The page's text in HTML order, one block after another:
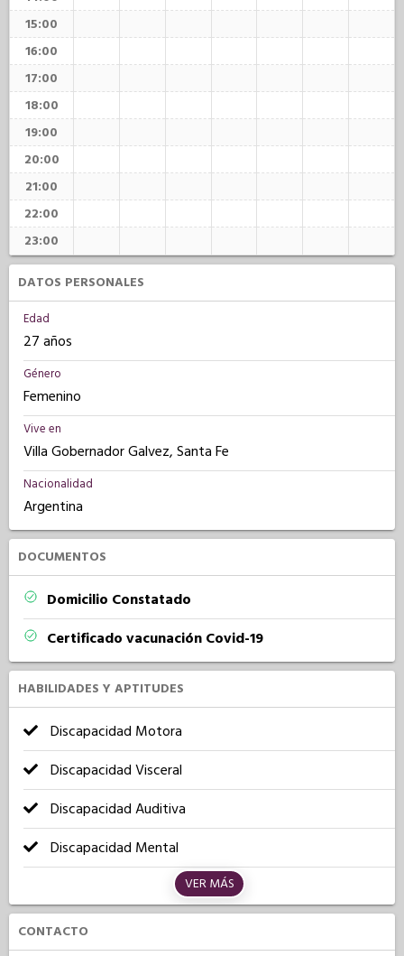
15:00
16:00
17:00
18:00
19:00
20:00
21:00
22:00
23:00
DATOS PERSONALES
Edad
27 años
Género
Femenino
Vive en
Villa Gobernador Galvez, Santa Fe
Nacionalidad
Argentina
DOCUMENTOS
Domicilio Constatado
Certificado vacunación Covid-19
HABILIDADES Y APTITUDES
Discapacidad Motora
Discapacidad Visceral
Discapacidad Auditiva
Discapacidad Mental
VER MÁS
CONTACTO